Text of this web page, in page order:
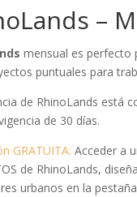
–
mensual es perfecto
puntuales para
de RhinoLands está
de 30 días.
GRATUITA: Acceder a
de RhinoLands,
urbanos en la pestaña